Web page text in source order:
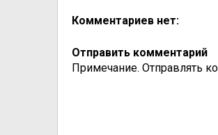
Комментариев нет:
Отправить комментарий
Примечание. Отправлять